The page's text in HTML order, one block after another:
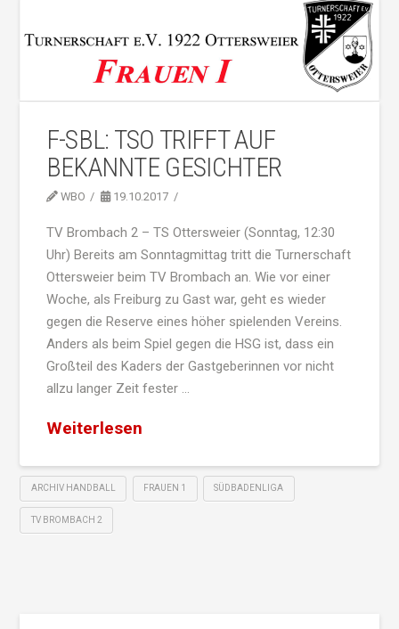
F-SBL: TSO TRIFFT AUF
BEKANNTE GESICHTER
WBO 19.10.2017
TV Brombach 2 – TS Ottersweier (Sonntag, 12:30
Uhr) Bereits am Sonntagmittag tritt die Turnerschaft
Ottersweier beim TV Brombach an. Wie vor einer
Woche, als Freiburg zu Gast war, geht es wieder
gegen die Reserve eines höher spielenden Vereins.
Anders als beim Spiel gegen die HSG ist, dass ein
Großteil des Kaders der Gastgeberinnen vor nicht
allzu langer Zeit fester …
Weiterlesen
ARCHIV HANDBALL FRAUEN 1 SÜDBADENLIGA
TV BROMBACH 2